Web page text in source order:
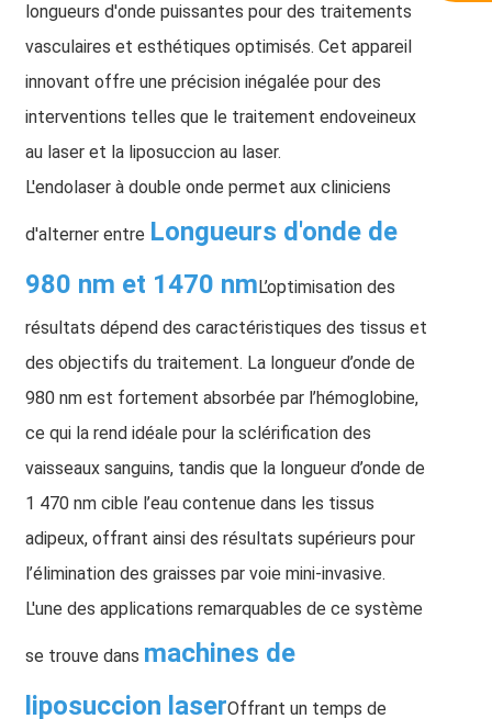
longueurs d'onde puissantes pour des traitements
vasculaires et esthétiques optimisés. Cet appareil
innovant offre une précision inégalée pour des
interventions telles que le traitement endoveineux
au laser et la liposuccion au laser.
L'endolaser à double onde permet aux cliniciens
d'alterner entre Longueurs d'onde de
980 nm et 1470 nmL’optimisation des
résultats dépend des caractéristiques des tissus et
des objectifs du traitement. La longueur d’onde de
980 nm est fortement absorbée par l’hémoglobine,
ce qui la rend idéale pour la sclérification des
vaisseaux sanguins, tandis que la longueur d’onde de
1 470 nm cible l’eau contenue dans les tissus
adipeux, offrant ainsi des résultats supérieurs pour
l’élimination des graisses par voie mini-invasive.
L'une des applications remarquables de ce système
se trouve dans machines de
liposuccion laserOffrant un temps de